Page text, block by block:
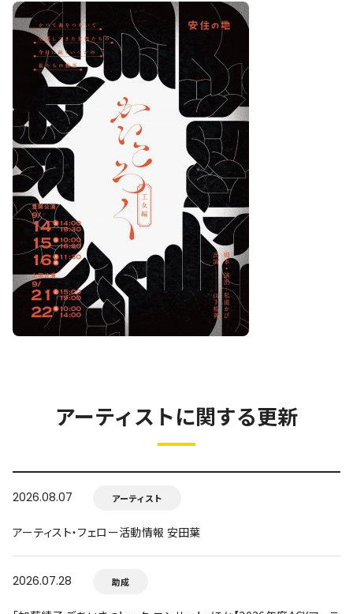
アーティストに関する更新
2026.08.07 アーティスト
アーティスト・フェロー活動情報 安田葉
2026.07.28 助成